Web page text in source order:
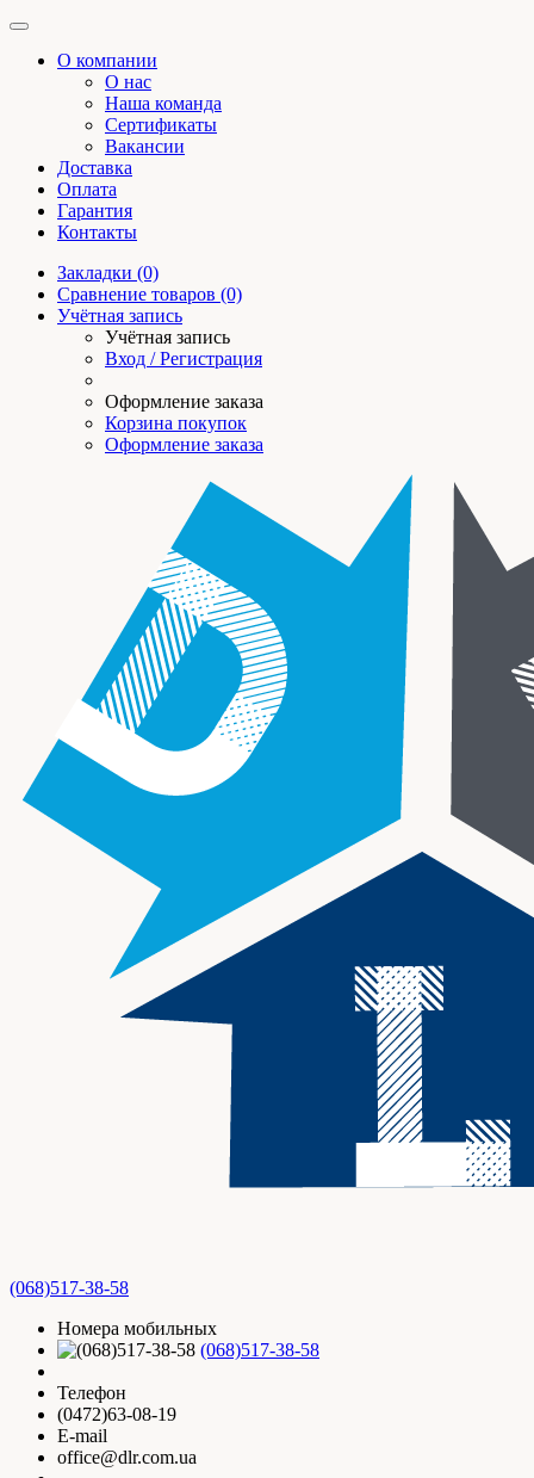
О компании
О нас
Наша команда
Сертификаты
Вакансии
Доставка
Оплата
Гарантия
Контакты
Закладки (0)
Сравнение товаров (0)
Учётная запись
Учётная запись
Вход / Регистрация
Оформление заказа
Корзина покупок
Оформление заказа
(068)517-38-58
Номера мобильных
(068)517-38-58
Телефон
(0472)63-08-19
E-mail
office@dlr.com.ua